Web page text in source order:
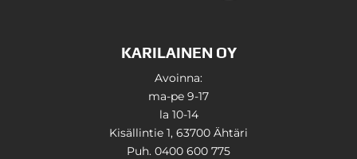
KARILAINEN OY
Avoinna:
ma-pe 9-17
la 10-14
Kisällintie 1, 63700 Ähtäri
Puh. 0400 600 775